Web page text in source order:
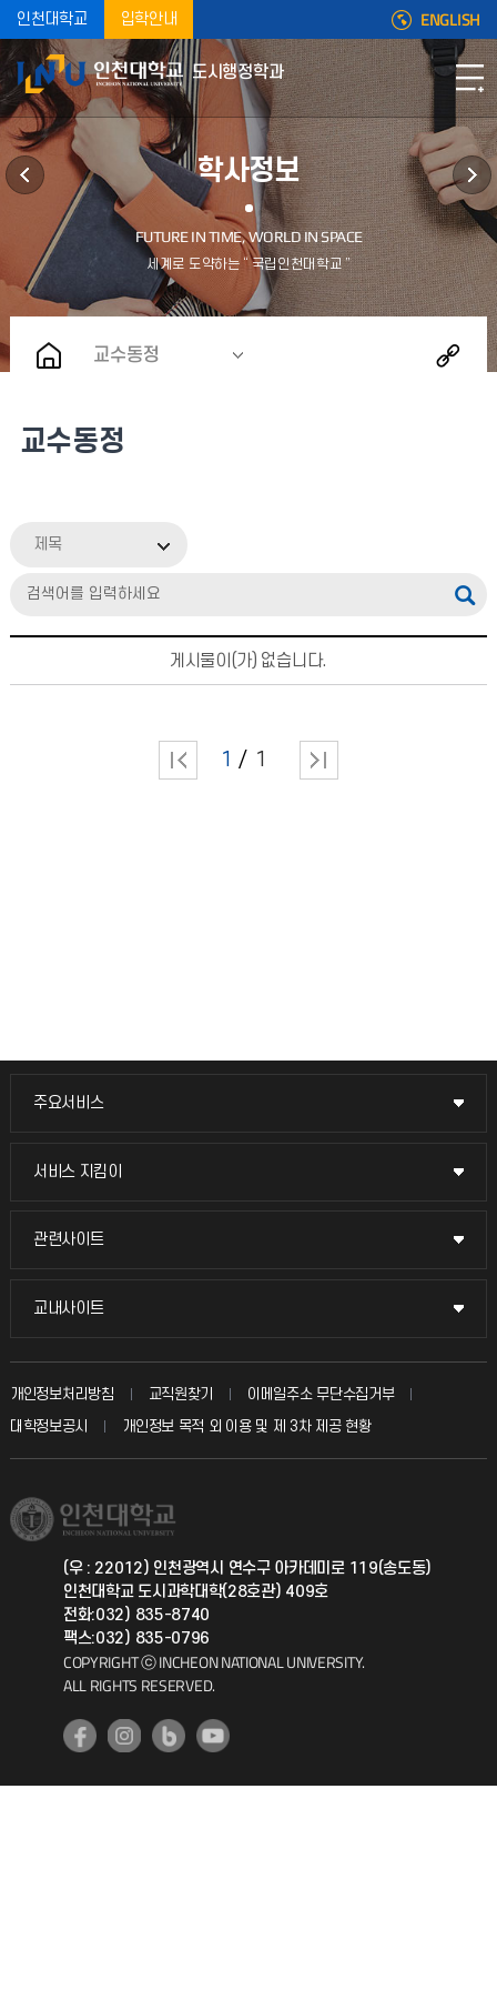
인천대학교 입학안내 ENGLISH
도시행정학과
학사정보
교수동정
교수동정
제목
게시물이(가) 없습니다.
1 1
주요서비스
주요서비스
교무회의방송
입학안내
취업정보(학생)
서비스 지킴이
서비스 지킴이
묻고 답하기
칭찬마당
학생서비스 지킴이
관련사이트
관련사이트
국방헬프콜
총동문회
교내사이트
교내사이트
교수회
교육혁신본부
국제지원과
공자아카데미
기초교육원
개인정보처리방침 교직원찾기
이메일주소 무단수집거부
대학정보공시
개인정보 목적 외 이용 및 제 3차 제공 현황
(우 : 22012) 인천광역시 연수구 아카데미로 119(송도동)
인천대학교 도시과학대학(28호관) 409호
전화:032) 835-8740
팩스:032) 835-0796
COPYRIGHT ⓒ INCHEON NATIONAL UNIVERSITY.
ALL RIGHTS RESERVED.